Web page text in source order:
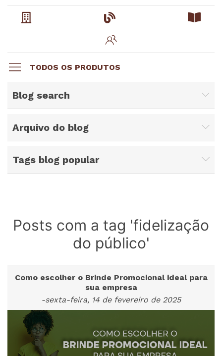
TODOS OS PRODUTOS
Blog search
Arquivo do blog
Tags blog popular
Posts com a tag 'fidelização
do público'
Como escolher o Brinde Promocional ideal para
sua empresa
-sexta-feira, 14 de fevereiro de 2025